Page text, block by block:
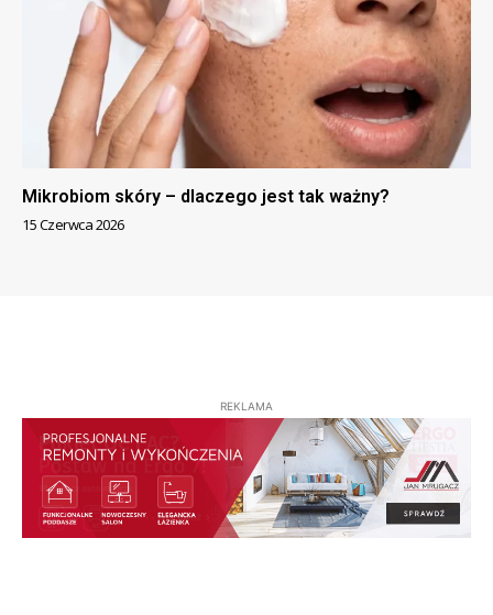
Mikrobiom skóry – dlaczego jest tak ważny?
15 Czerwca 2026
REKLAMA